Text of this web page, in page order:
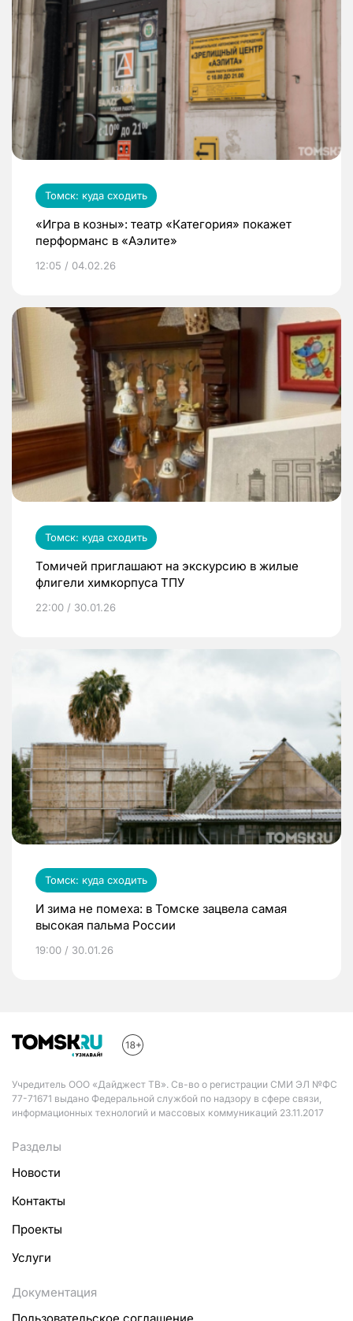
Томск: куда сходить
«Игра в козны»: театр «Категория» покажет
перформанс в «Аэлите»
12:05 / 04.02.26
Томск: куда сходить
Томичей приглашают на экскурсию в жилые
флигели химкорпуса ТПУ
22:00 / 30.01.26
Томск: куда сходить
И зима не помеха: в Томске зацвела самая
высокая пальма России
19:00 / 30.01.26
Учредитель ООО «Дайджест ТВ». Св-во о регистрации СМИ ЭЛ №ФС
77-71671 выдано Федеральной службой по надзору в сфере связи,
информационных технологий и массовых коммуникаций 23.11.2017
Разделы
Новости
Контакты
Проекты
Услуги
Документация